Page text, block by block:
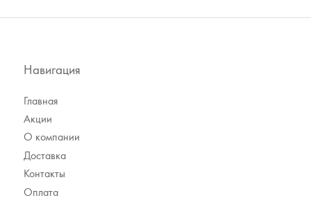
Навигация
Главная
Акции
О компании
Доставка
Контакты
Оплата